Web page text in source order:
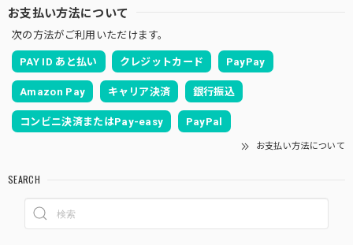
お支払い方法について
次の方法がご利用いただけます。
PAY ID あと払い クレジットカード PayPay
Amazon Pay キャリア決済 銀行振込
コンビニ決済またはPay-easy PayPal
お支払い方法について
SEARCH